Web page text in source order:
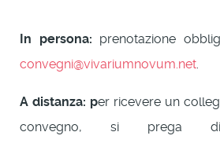
In persona: prenotazione
convegni@vivariumnovum.net.
A distanza: per ricevere un
convegno, si prega